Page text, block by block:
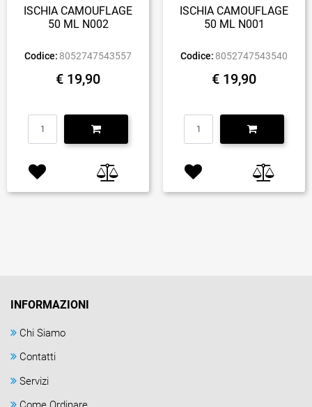
ISCHIA CAMOUFLAGE
50 ML N002
Codice: 8052747543557
€ 19,90
Quantità
ISCHIA CAMOUFLAGE
50 ML N001
Codice: 8052747543540
€ 19,90
Quantità
INFORMAZIONI
Chi Siamo
Contatti
Servizi